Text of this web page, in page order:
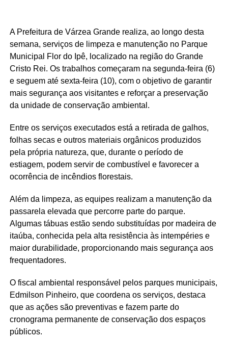
A Prefeitura de Várzea Grande realiza, ao longo desta
semana, serviços de limpeza e manutenção no Parque
Municipal Flor do Ipê, localizado na região do Grande
Cristo Rei. Os trabalhos começaram na segunda-feira (6)
e seguem até sexta-feira (10), com o objetivo de garantir
mais segurança aos visitantes e reforçar a preservação
da unidade de conservação ambiental.
Entre os serviços executados está a retirada de galhos,
folhas secas e outros materiais orgânicos produzidos
pela própria natureza, que, durante o período de
estiagem, podem servir de combustível e favorecer a
ocorrência de incêndios florestais.
Além da limpeza, as equipes realizam a manutenção da
passarela elevada que percorre parte do parque.
Algumas tábuas estão sendo substituídas por madeira de
itaúba, conhecida pela alta resistência às intempéries e
maior durabilidade, proporcionando mais segurança aos
frequentadores.
O fiscal ambiental responsável pelos parques municipais,
Edmilson Pinheiro, que coordena os serviços, destaca
que as ações são preventivas e fazem parte do
cronograma permanente de conservação dos espaços
públicos.